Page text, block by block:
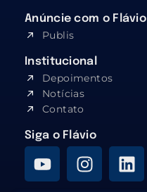
Anúncie com o Flávio
Publis
Institucional
Depoimentos
Notícias
Contato
Siga o Flávio